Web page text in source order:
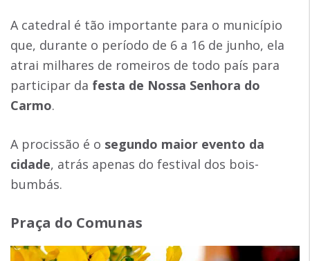
A catedral é tão importante para o município
que, durante o período de 6 a 16 de junho, ela
atrai milhares de romeiros de todo país para
participar da festa de Nossa Senhora do
Carmo.
A procissão é o segundo maior evento da
cidade, atrás apenas do festival dos bois-
bumbás.
Praça do Comunas